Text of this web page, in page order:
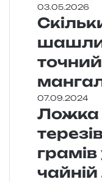
03.05.2026
07.09.2024
Ложка
грамів